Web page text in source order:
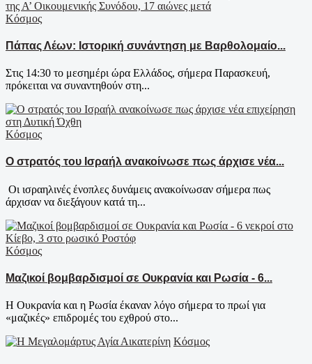
Κόσμος
Πάπας Λέων: Ιστορική συνάντηση με Βαρθολομαίο...
Στις 14:30 το μεσημέρι ώρα Ελλάδος, σήμερα Παρασκευή,
πρόκειται να συναντηθούν στη...
Κόσμος
Ο στρατός του Ισραήλ ανακοίνωσε πως άρχισε νέα...
Οι ισραηλινές ένοπλες δυνάμεις ανακοίνωσαν σήμερα πως
άρχισαν να διεξάγουν κατά τη...
Κόσμος
Μαζικοί βομβαρδισμοί σε Ουκρανία και Ρωσία - 6...
Η Ουκρανία και η Ρωσία έκαναν λόγο σήμερα το πρωί για
«μαζικές» επιδρομές του εχθρού στο...
Κόσμος